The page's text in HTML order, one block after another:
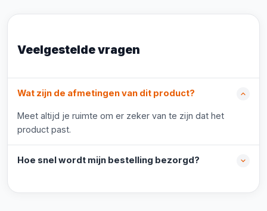
Veelgestelde vragen
Wat zijn de afmetingen van dit product?
Meet altijd je ruimte om er zeker van te zijn dat het
product past.
Hoe snel wordt mijn bestelling bezorgd?